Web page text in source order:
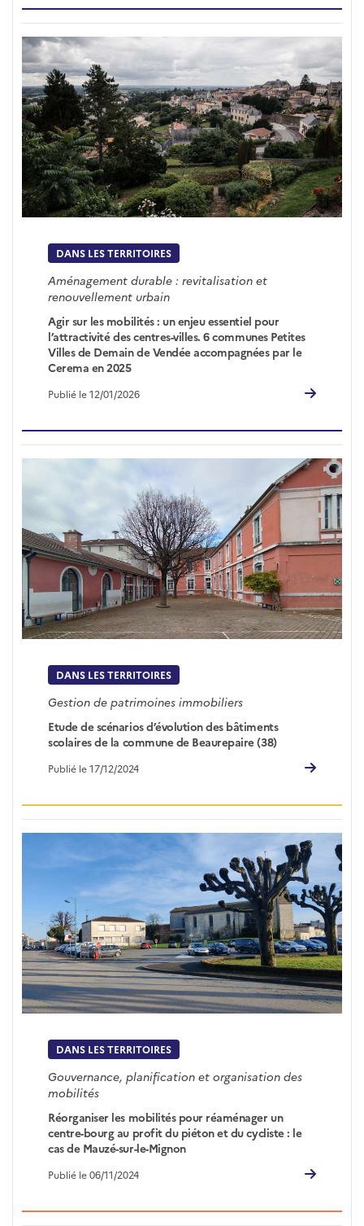
DANS LES TERRITOIRES
Aménagement durable : revitalisation et
renouvellement urbain
Agir sur les mobilités : un enjeu essentiel pour
l’attractivité des centres-villes. 6 communes Petites
Villes de Demain de Vendée accompagnées par le
Cerema en 2025
Publié le 12/01/2026
DANS LES TERRITOIRES
Gestion de patrimoines immobiliers
Etude de scénarios d’évolution des bâtiments
scolaires de la commune de Beaurepaire (38)
Publié le 17/12/2024
DANS LES TERRITOIRES
Gouvernance, planification et organisation des
mobilités
Réorganiser les mobilités pour réaménager un
centre-bourg au profit du piéton et du cycliste : le
cas de Mauzé-sur-le-Mignon
Publié le 06/11/2024